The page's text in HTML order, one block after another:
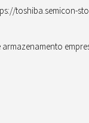
toshiba.semicon-